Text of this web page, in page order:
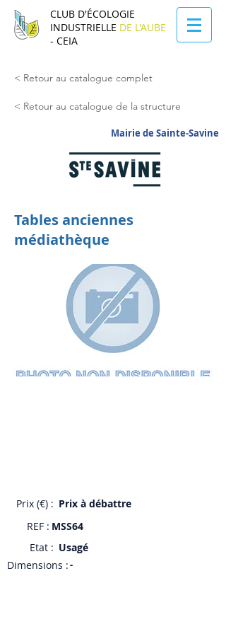
CLUB D'ÉCOLOGIE
INDUSTRIELLE DE L'AUBE
- CEIA
< Retour au catalogue complet
< Retour au catalogue de la structure
Mairie de Sainte-Savine
Tables anciennes
médiathèque
Prix (€) : Prix à débattre
REF : MSS64
Etat : Usagé
Dimensions :-